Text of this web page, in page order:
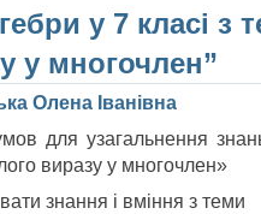
у 7 класі з
у многочлен”
Олена Іванівна
для узагальнення
виразу у многочлен»
знання і вміння з теми